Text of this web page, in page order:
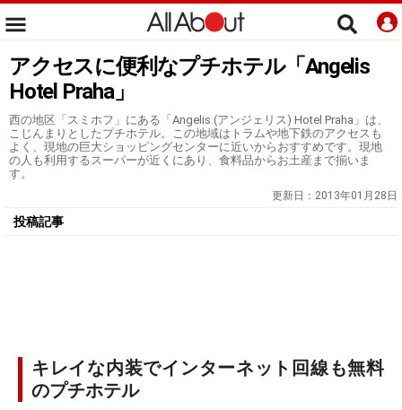
アクセスに便利なプチホテル「Angelis
Hotel Praha」
西の地区「スミホフ」にある「Angelis (アンジェリス) Hotel Praha」は、
こじんまりとしたプチホテル。この地域はトラムや地下鉄のアクセスも
よく、現地の巨大ショッピングセンターに近いからおすすめです。現地
の人も利用するスーパーが近くにあり、食料品からお土産まで揃いま
す。
更新日： 2013年01月28日
投稿記事
キレイな内装でインターネット回線も無料
のプチホテル